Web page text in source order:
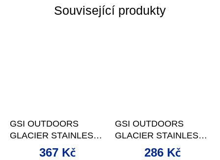
Související produkty
GSI OUTDOORS
GLACIER STAINLESS
BOTTLE CUP LARGE -
367 Kč
GSI OUTDOORS
GLACIER STAINLESS
DOPPIO 192 ML
286 Kč